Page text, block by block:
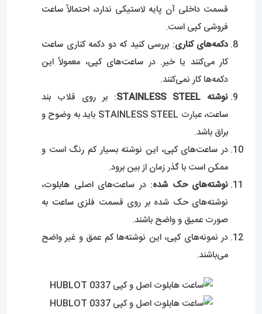
قسمت داخلی آن پایه لاستیکی ندارد، احتمالاً ساعت
فروشی کپی است.
دکمه‌های کناری: بررسی کنید که دو دکمه کناری ساعت
کار می‌کنند یا خیر. در ساعت‌های کپی، معمولاً این
دکمه‌ها کار نمی‌کنند.
نوشته
STAINLESS STEEL
: بر روی قلاب بند
ساعت
، عبارت STAINLESS STEEL باید به وضوح و
براق باشد.
در ساعت‌های کپی، این نوشته بسیار کم رنگ است و
ممکن است با گذر زمان از بین برود.
نوشته‌های حک شده: در ساعت‌های اصلی هابلوت،
نوشته‌های حک شده بر روی قسمت فلزیساعت به
صورت عمیق و واضح باشند.
در نمونه‌های کپی، این نوشته‌ها کم عمق و غیر واضح
می‌باشند.